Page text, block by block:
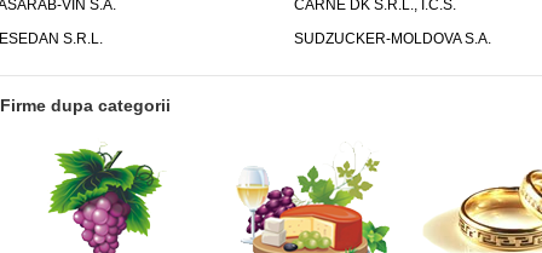
VIN S.A.
CARNE DK S.R.L., I.C.S.
S.R.L.
SUDZUCKER-MOLDOVA S.A.
Firme dupa categorii